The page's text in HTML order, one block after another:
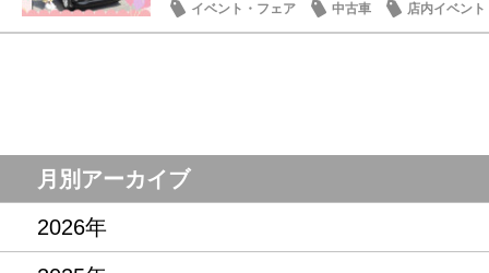
イベント・フェア 中古車 店内イベント
月別アーカイブ
2026年